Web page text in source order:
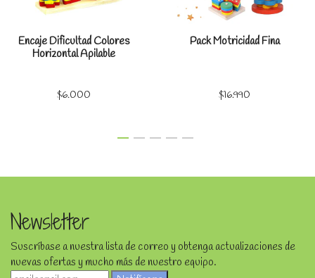
Encaje Dificultad Colores
Horizontal Apilable
$6.000
Pack Motricidad Fina
$16.990
Newsletter
Suscríbase a nuestra lista de correo y obtenga actualizaciones de
nuevas ofertas y mucho más de nuestro equipo.